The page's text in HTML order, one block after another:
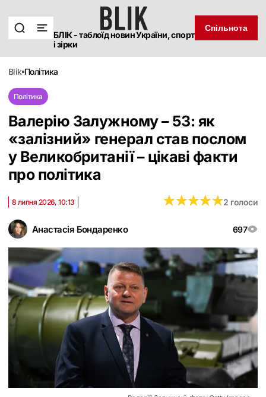
БЛІК - таблоїд новин України, спорт
і зірки
Спільнота
blik політика
Політика
Валерію Залужному – 53: як
«‎залізний» генерал став послом
у Великобританії – цікаві факти
про політика
Анастасія Бондаренко 697
8 липня 2026, 10:13 ★★★★★
★★★★★2 голоси